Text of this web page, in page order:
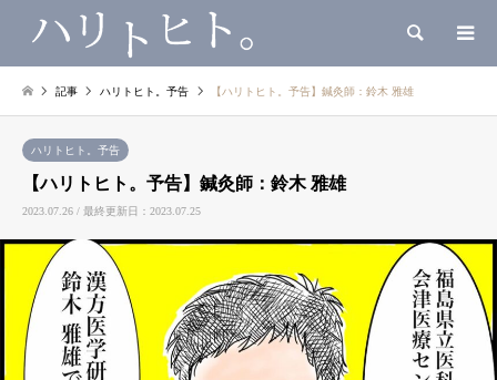
検索
記事 ハリトヒト。予告 【ハリトヒト。予告】鍼灸師：鈴木 雅雄
ハリトヒト。予告
【ハリトヒト。予告】鍼灸師：鈴木 雅雄
2023.07.26 / 最終更新日：2023.07.25